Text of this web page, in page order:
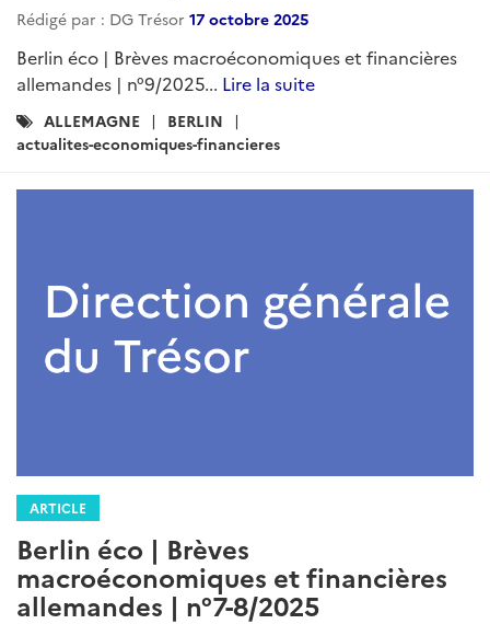
Rédigé par : DG Trésor 17 octobre 2025
Berlin éco | Brèves macroéconomiques et financières
allemandes | n°9/2025... Lire la suite
Catégories
:
ALLEMAGNE
BERLIN
actualites-economiques-financieres
ARTICLE
Berlin éco | Brèves
macroéconomiques et financières
allemandes | n°7-8/2025